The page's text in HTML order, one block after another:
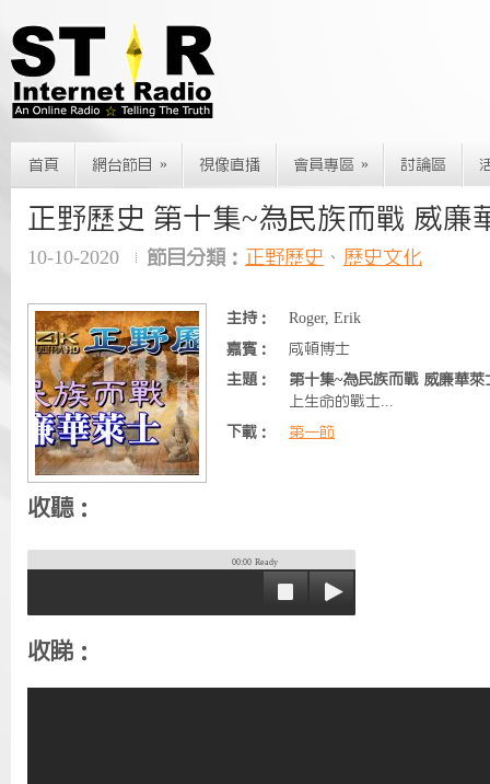
首頁 網台節目 » 視像直播 會員專區 » 討論區
正野歷史 第十集~為民族而戰 威廉
10-10-2020 節目分類： 正野歷史 、 歷史文化
主持：
Roger, Erik
嘉賓：
咸頓博士
主題：
第十集~為民族而戰 威廉華萊
上生命的戰士...
下載：
第一節
收聽：
00:00 Ready
收睇：